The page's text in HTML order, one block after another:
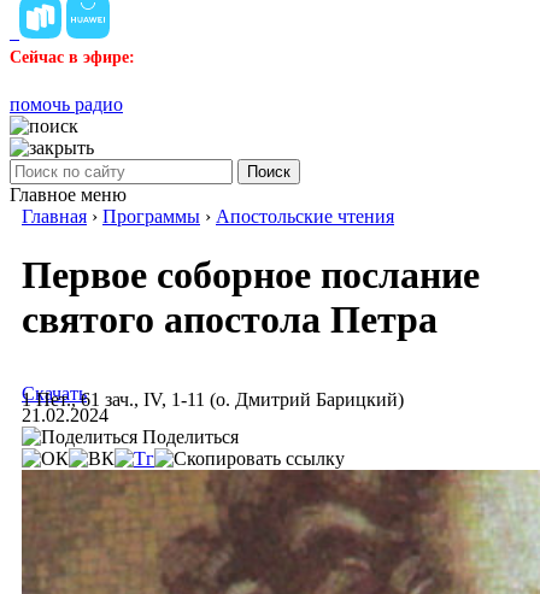
Сейчас в эфире:
помочь радио
Поиск
Главное меню
Главная › Программы › Апостольские чтения
Первое соборное послание
святого апостола Петра
1 Пет., 61 зач., IV, 1-11 (о. Дмитрий Барицкий)
Скачать
21.02.2024
Поделиться